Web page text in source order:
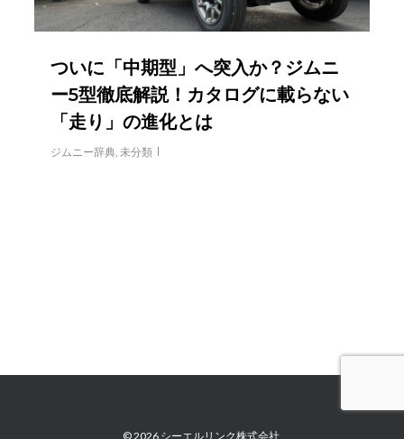
ついに「中期型」へ突入か？ジムニ
ー5型徹底解説！カタログに載らない
「走り」の進化とは
ジムニー辞典,未分類
© 2026 シーエルリンク株式会社.